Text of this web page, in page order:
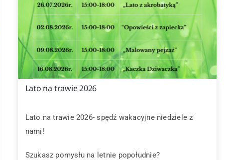
Lato na trawie 2026
Lato na trawie 2026- spędź wakacyjne niedziele z
nami!
Szukasz pomysłu na letnie popołudnie?